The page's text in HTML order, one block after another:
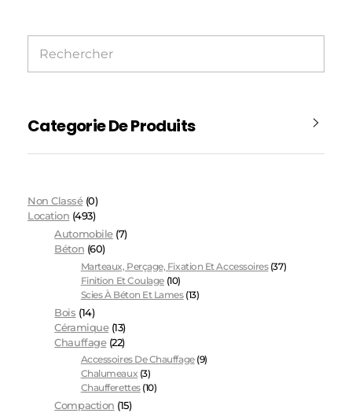
Categorie De Produits
Non Classé (0)
Location (493)
Automobile (7)
Béton (60)
Marteaux, Perçage, Fixation Et Accessoires (37)
Finition Et Coulage (10)
Scies À Béton Et Lames (13)
Bois (14)
Céramique (13)
Chauffage (22)
Accessoires De Chauffage (9)
Chalumeaux (3)
Chaufferettes (10)
Compaction (15)